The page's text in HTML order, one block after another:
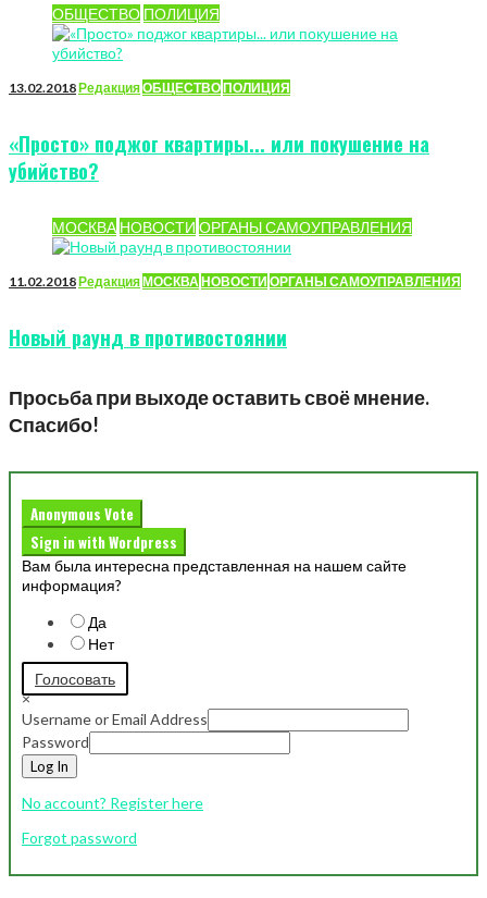
Метка:
КОНТРОЛЕ
ОБЩЕСТВО ПОЛИЦИЯ
13.02.2018РедакцияОБЩЕСТВОПОЛИЦИЯ
«Просто» поджог квартиры... или покушение на
убийство?
МОСКВА НОВОСТИ ОРГАНЫ САМОУПРАВЛЕНИЯ
11.02.2018РедакцияМОСКВАНОВОСТИ ОРГАНЫ САМОУПРАВЛЕНИЯ
Новый раунд в противостоянии
Просьба при выходе оставить своё мнение.
Спасибо!
Anonymous Vote
Sign in with Wordpress
Вам была интересна представленная на нашем сайте
информация?
Да
Нет
Голосовать
×
Username or Email Address
Password
Log In
No account? Register here
Forgot password